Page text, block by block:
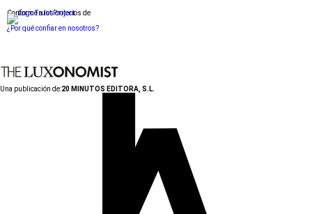
Conforme a los criterios de
¿Por qué confiar en nosotros?
Una publicación de:20 MINUTOS EDITORA, S.L.